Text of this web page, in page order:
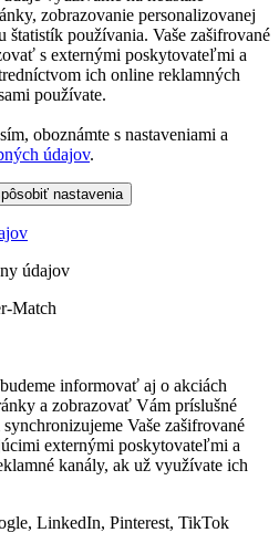
zobrazovanie personalizovanej
štatistík používania. Vaše zašifrované
s externými poskytovateľmi a
ich online reklamných
používate.
oboznámte s nastaveniami a
údajov.
nastavenia
údajov
Match
informovať aj o akciách
a zobrazovať Vám príslušné
Vaše zašifrované
externými poskytovateľmi a
kanály, ak už využívate ich
LinkedIn, Pinterest, TikTok